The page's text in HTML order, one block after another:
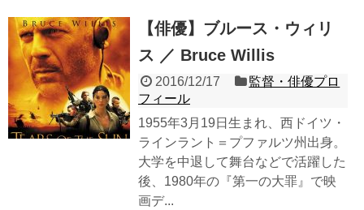
【俳優】ブルース・ウィリ
ス ／ Bruce Willis
2016/12/17
監督・俳優プロ
フィール
1955年3月19日生まれ、西ドイツ・
ラインラント＝プファルツ州出身。
大学を中退して舞台などで活躍した
後、1980年の『第一の大罪』で映
画デ...